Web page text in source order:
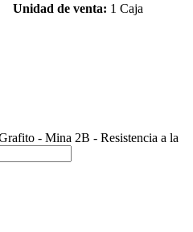
Unidad de venta: 1 Caja
- Mina 2B - Resistencia a la